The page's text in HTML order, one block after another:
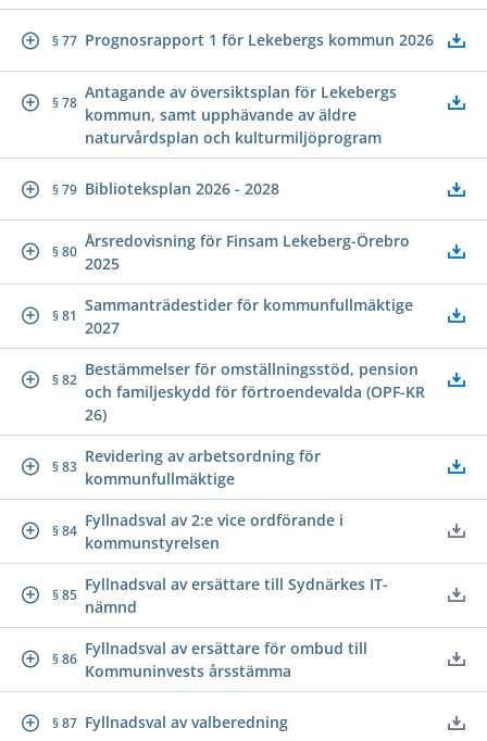
§ 77 Prognosrapport 1 för Lekebergs kommun 2026
§ 78
Antagande av översiktsplan för Lekebergs
kommun, samt upphävande av äldre
naturvårdsplan och kulturmiljöprogram
§ 79 Biblioteksplan 2026 - 2028
§ 80
Årsredovisning för Finsam Lekeberg-Örebro
2025
§ 81
Sammanträdestider för kommunfullmäktige
2027
§ 82
Bestämmelser för omställningsstöd, pension
och familjeskydd för förtroendevalda (OPF-KR
26)
§ 83
Revidering av arbetsordning för
kommunfullmäktige
§ 84
Fyllnadsval av 2:e vice ordförande i
kommunstyrelsen
§ 85
Fyllnadsval av ersättare till Sydnärkes IT-
nämnd
§ 86
Fyllnadsval av ersättare för ombud till
Kommuninvests årsstämma
§ 87 Fyllnadsval av valberedning